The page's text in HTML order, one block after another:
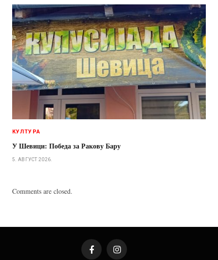
КУЛТУРА
У Шевици: Победа за Ракову Бару
5. АВГУСТ 2026.
Comments are closed.
FacebookInstagram